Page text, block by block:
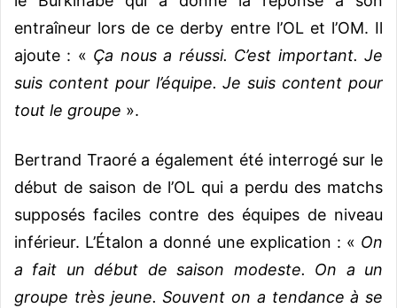
entraîneur lors de ce derby entre l’OL et l’OM. Il
ajoute : « Ça nous a réussi. C’est important. Je
suis content pour l’équipe. Je suis content pour
tout le groupe ».
Bertrand Traoré a également été interrogé sur le
début de saison de l’OL qui a perdu des matchs
supposés faciles contre des équipes de niveau
inférieur. L’Étalon a donné une explication : « On
a fait un début de saison modeste. On a un
groupe très jeune. Souvent on a tendance à se